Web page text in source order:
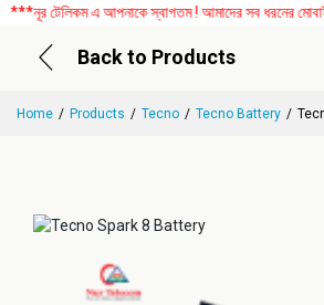
টেলিকম এ আপনাকে স্বাগতম ! আমাদের সব ধরনের মোবাইল
Back to Products
Home Products Tecno Tecno Battery